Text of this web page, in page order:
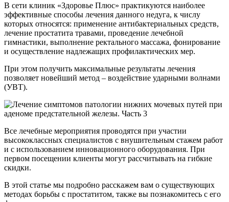
В сети клиник «Здоровье Плюс» практикуются наиболее
эффективные способы лечения данного недуга, к числу
которых относятся: применение антибактериальных средств,
лечение простатита травами, проведение лечебной
гимнастики, выполнение ректального массажа, фонирование
и осуществление надлежащих профилактических мер.
При этом получить максимальные результаты лечения
позволяет новейший метод – воздействие ударными волнами
(УВТ).
Все лечебные мероприятия проводятся при участии
высококлассных специалистов с внушительным стажем работ
и с использованием инновационного оборудования. При
первом посещении клиенты могут рассчитывать на гибкие
скидки.
В этой статье мы подробно расскажем вам о существующих
методах борьбы с простатитом, также вы познакомитесь с его